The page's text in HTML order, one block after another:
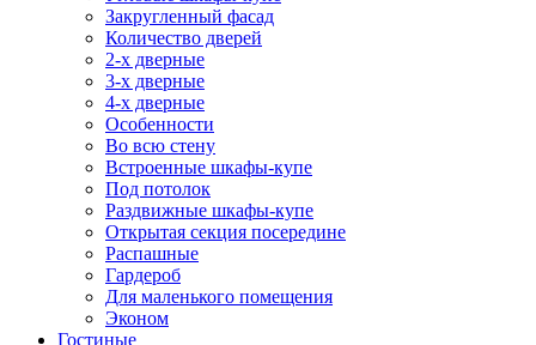
Закругленный фасад
Количество дверей
2-х дверные
3-х дверные
4-х дверные
Особенности
Во всю стену
Встроенные шкафы-купе
Под потолок
Раздвижные шкафы-купе
Открытая секция посередине
Распашные
Гардероб
Для маленького помещения
Эконом
Гостиные